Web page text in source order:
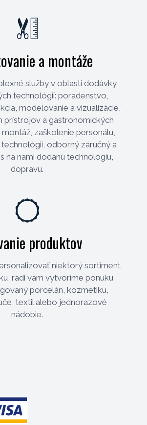
a montáže
služby v oblasti dodávky
technológií: poradenstvo,
modelovanie a vizualizácie,
prístrojov a gastronomických
zaškolenie personálu,
odborný záručný a
na nami dodanú technológiu,
dopravu.
produktov
niektorý sortiment
radi vám vytvoríme ponuku
porcelán, kozmetiku,
textil alebo jednorazové
nádobie.